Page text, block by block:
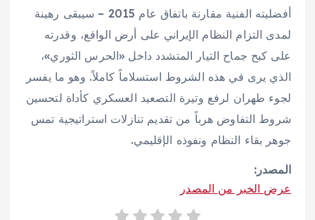
أفضليته الفنية مقارنة باتفاق عام 2015 – سيبقى رهينة
لمدى التزام النظام الإيراني على أرض الواقع، وقدرته
على كبح جماح التيار المتشدد داخل «الحرس الثوري»،
الذي يرى في هذه الشروط استسلاماً كاملاً. وهو ما يفسر
لجوء طهران لرفع وتيرة التصعيد العسكري كأداة لتحسين
شروط التفاوض هرباً من تقديم تنازلات استراتيجية تمس
جوهر بقاء النظام ونفوذه الإقليمي.
المصدر:
عرض الخبر من المصدر